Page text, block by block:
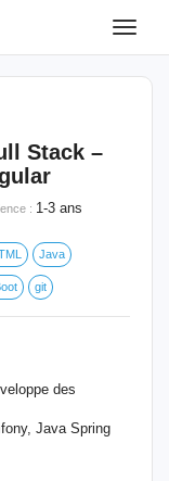
Toggle
Stack –
: 1-3 ans
Java
git
des
Java Spring